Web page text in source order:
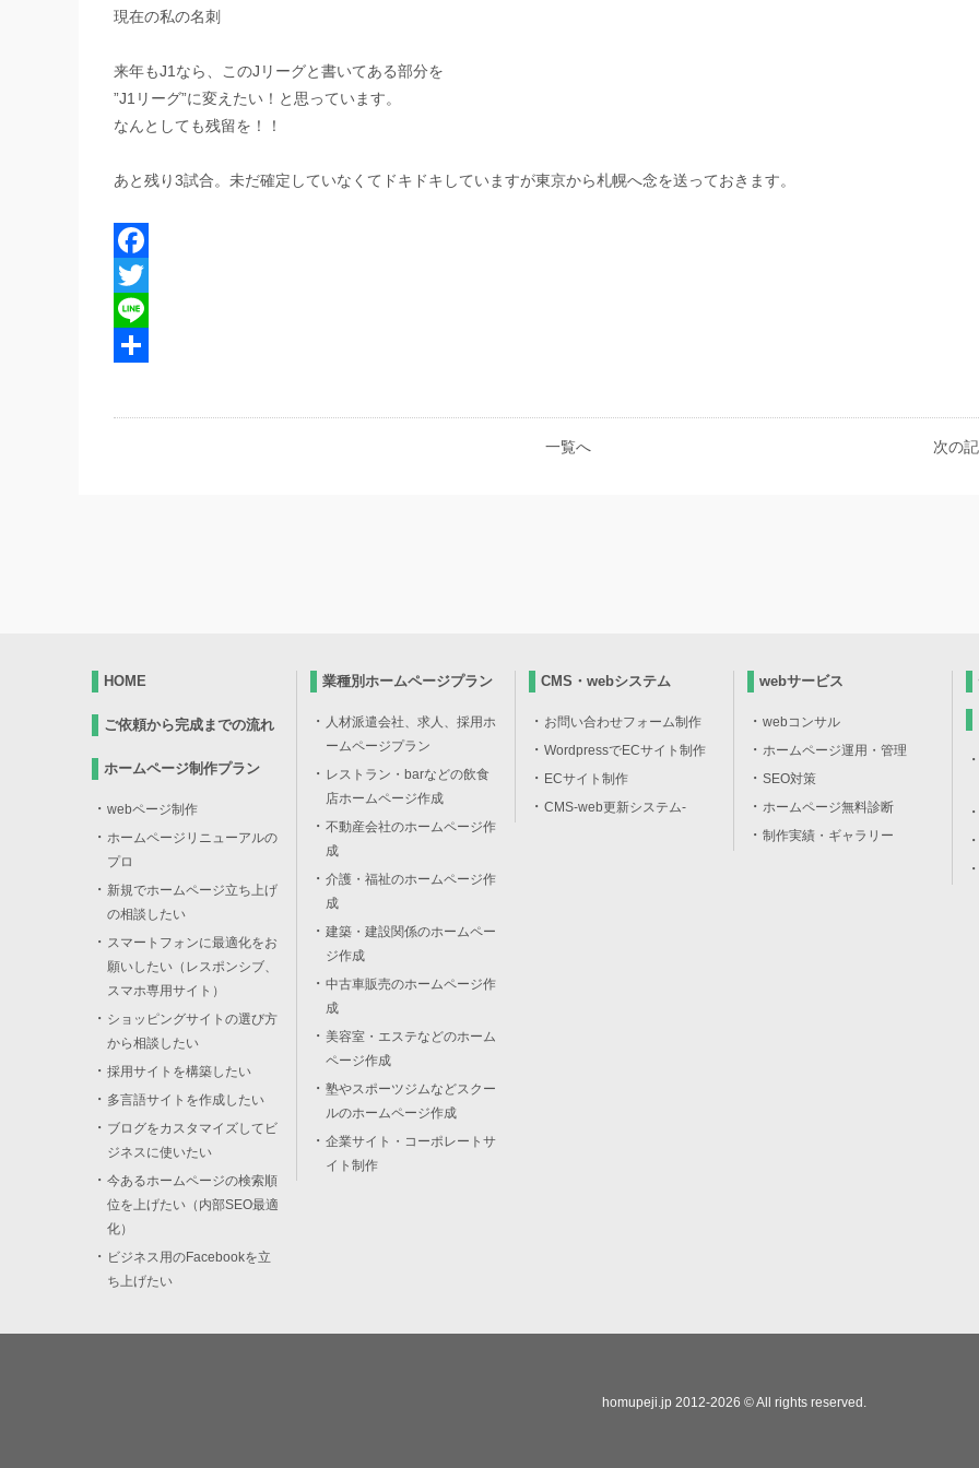
現在の私の名刺
来年もJ1なら、このJリーグと書いてある部分を
”J1リーグ”に変えたい！と思っています。
なんとしても残留を！！
あと残り3試合。未だ確定していなくてドキドキしていますが東京から札幌へ念を送っておきます。
Facebook
Twitter
Line
有
一覧へ
次の
HOME
ご依頼から完成までの流れ
ホームページ制作プラン
webページ制作
ホームページリニューアルの
プロ
新規でホームページ立ち上げ
の相談したい
スマートフォンに最適化をお
願いしたい（レスポンシブ、
スマホ専用サイト）
ショッピングサイトの選び方
から相談したい
採用サイトを構築したい
多言語サイトを作成したい
ブログをカスタマイズしてビ
ジネスに使いたい
今あるホームページの検索順
位を上げたい（内部SEO最適
化）
ビジネス用のFacebookを立
ち上げたい
業種別ホームページプラン
人材派遣会社、求人、採用ホ
ームページプラン
レストラン・barなどの飲食
店ホームページ作成
不動産会社のホームページ作
成
介護・福祉のホームページ作
成
建築・建設関係のホームペー
ジ作成
中古車販売のホームページ作
成
美容室・エステなどのホーム
ページ作成
塾やスポーツジムなどスクー
ルのホームページ作成
企業サイト・コーポレートサ
イト制作
CMS・webシステム
お問い合わせフォーム制作
WordpressでECサイト制作
ECサイト制作
CMS-web更新システム-
webサービス
webコンサル
ホームページ運用・管理
SEO対策
ホームページ無料診断
制作実績・ギャラリー
homupeji.jp 2012-2026 © All rights reserved.